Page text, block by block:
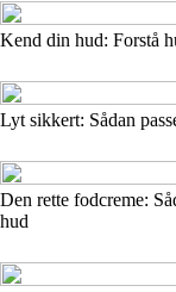
Kend din hud: Forstå
Lyt sikkert: Sådan
Den rette fodcreme:
hud